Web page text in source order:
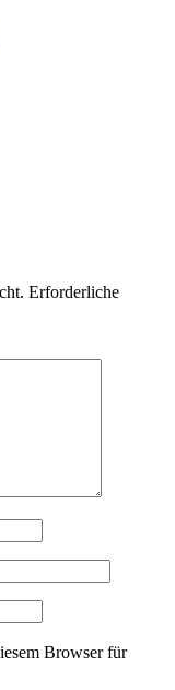
Erforderliche
Browser für